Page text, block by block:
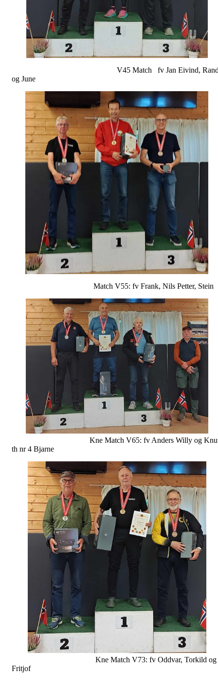
V45 Match fv Jan Eivind,
og June
Match V55: fv Frank, Nils Petter, Stein
Kne Match V65: fv Anders Willy og
th nr 4 Bjarne
Kne Match V73: fv Oddvar, Torkild og
Fritjof